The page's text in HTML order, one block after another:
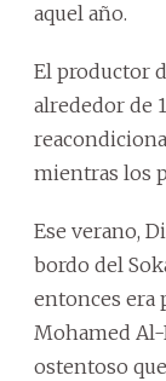
aquel año.
El productor
alrededor de
mientras los
Ese verano,
bordo del
entonces era
Mohamed Al-
ostentoso